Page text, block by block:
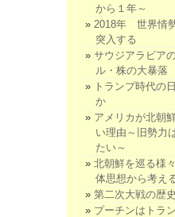
から１年～
2018年 世界情
突入する
サウジアラビア
ル・株の大暴落
トランプ時代の
か
アメリカが北朝
い理由～旧勢力
たい～
北朝鮮を巡る様
体思想から考え
第二次大戦の歴
プーチンはトラ